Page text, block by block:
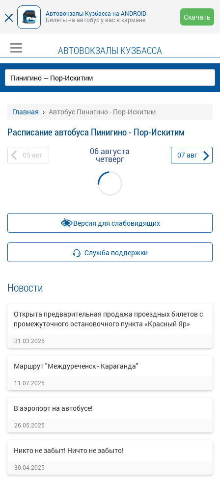
Автовокзалы Кузбасса на ANDROID
Билеты на автобус у вас в кармане
Скачать
АВТОВОКЗАЛЫ КУЗБАССА
Главная Автобус Пинигино - Пор-Искитим
Расписание автобуса Пинигино - Пор-Искитим
05 авг 06 августа
четверг 07авг
Версия для слабовидящих
Служба поддержки
Новости
Открыта предварительная продажа проездных билетов с
промежуточного остановочного пункта «Красный Яр»
31.03.2026
Маршрут "Междуреченск - Караганда"
11.07.2025
В аэропорт на автобусе!
26.05.2025
Никто не забыт! Ничто не забыто!
30.04.2025